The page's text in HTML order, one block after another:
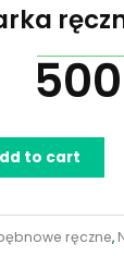
500
to cart
ręczne,